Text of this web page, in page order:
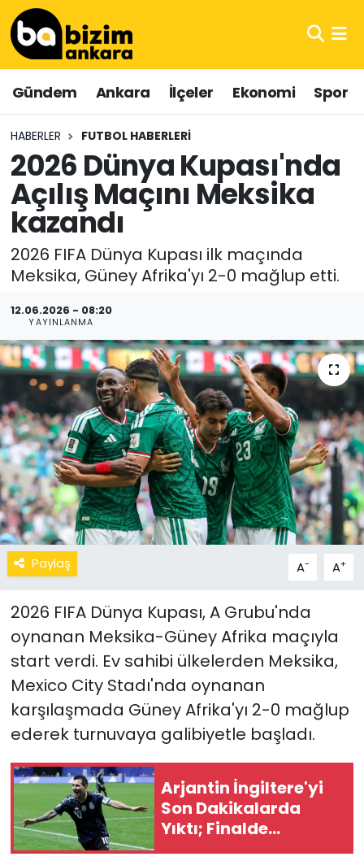
Gündem Ankara İlçeler Ekonomi Spor
HABERLER FUTBOL HABERLERI
2026 Dünya Kupası'nda
Açılış Maçını Meksika
kazandı
2026 FIFA Dünya Kupası ilk maçında
Meksika, Güney Afrika'yı 2-0 mağlup etti.
12.06.2026 - 08:20
YAYINLANMA
Paylaş A- A+
2026 FIFA Dünya Kupası, A Grubu'nda
oynanan Meksika-Güney Afrika maçıyla
start verdi. Ev sahibi ülkelerden Meksika,
Mexico City Stadı'nda oynanan
karşılaşmada Güney Afrika'yı 2-0 mağlup
ederek turnuvaya galibiyetle başladı.
Arjantin İngiltere'yi
Son Dakikalarda
Yıktı; Finalde
İspanya'nın Rakibi
Hava Durumu
Trafik Durumu
Süper Lig Puan Durumu ve Fikstür
Tüm Manşetler
Son Dakika Haberleri
Haber Arşivi